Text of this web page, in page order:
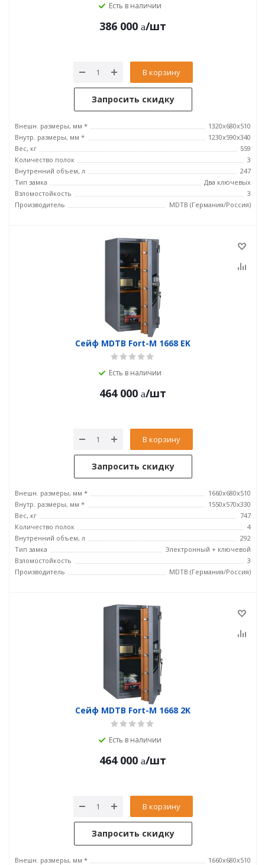
Есть в наличии
386 000 /шт
В корзину
Запросить скидку
Внешн. размеры, мм *
1320x680x510
Внутр. размеры, мм *
1230x590x340
Вес, кг
559
Количество полок
3
Внутренний объем, л
247
Тип замка
Два ключевых
Взломостойкость
3
Производитель
MDTB (Германия/Россия)
Сейф MDTB Fort-M 1668 EK
Есть в наличии
464 000 /шт
В корзину
Запросить скидку
Внешн. размеры, мм *
1660x680x510
Внутр. размеры, мм *
1550x570x330
Вес, кг
747
Количество полок
4
Внутренний объем, л
292
Тип замка
Электронный + ключевой
Взломостойкость
3
Производитель
MDTB (Германия/Россия)
Сейф MDTB Fort-M 1668 2K
Есть в наличии
464 000 /шт
В корзину
Запросить скидку
Внешн. размеры, мм * 1660x680x510